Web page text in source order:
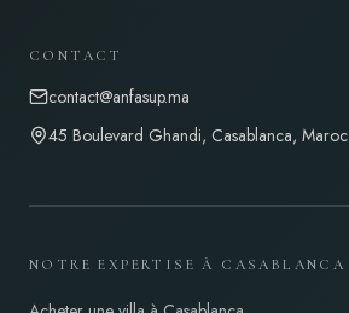
CONTACT
contact@anfasup.ma
45 Boulevard Ghandi, Casablanca, Maroc
NOTRE EXPERTISE À CASABLANCA